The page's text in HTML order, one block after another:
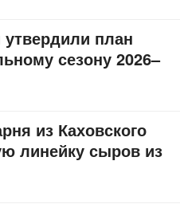
план
сезону 2026–
из Каховского
линейку сыров из